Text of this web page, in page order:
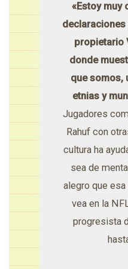
«Estoy muy
propietario
donde
que somos,
etnias y
Jugadores
Rahuf con
cultura ha
sea de
alegro que
vea en la
progresista